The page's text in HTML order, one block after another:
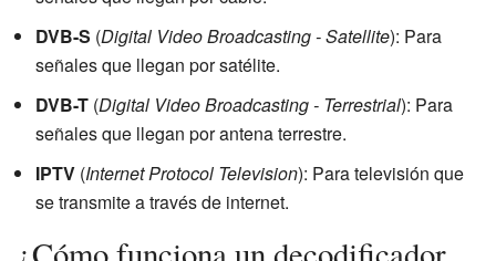
DVB-S (Digital Video Broadcasting - Satellite): Para
señales que llegan por satélite.
DVB-T (Digital Video Broadcasting - Terrestrial): Para
señales que llegan por antena terrestre.
IPTV (Internet Protocol Television): Para televisión que
se transmite a través de internet.